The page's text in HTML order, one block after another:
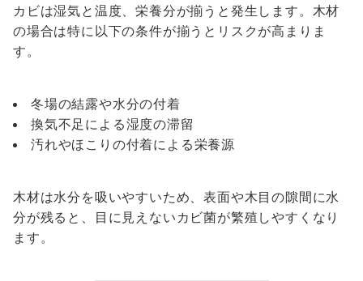
カビは湿気と温度、栄養分が揃うと発生します。木材
の場合は特に以下の条件が揃うとリスクが高まりま
す。
冬場の結露や水分の付着
換気不足による湿度の滞留
汚れやほこりの付着による栄養源
木材は水分を吸いやすいため、表面や木目の隙間に水
分が残ると、目に見えないカビ菌が繁殖しやすくなり
ます。